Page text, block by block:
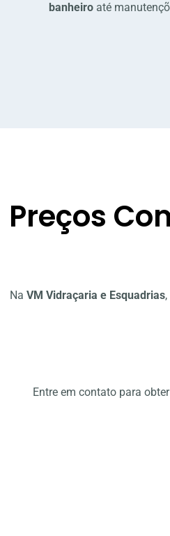
banheiro até
Preços
Na VM Vidraçaria e Esquadrias,
Entre em contato para